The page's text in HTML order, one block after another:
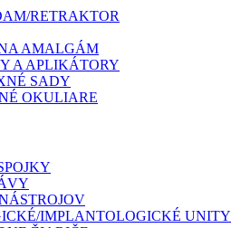
RETRAKTOR
AMALGÁM
A APLIKÁTORY
SADY
OKULIARE
IMPLANTOLOGICKÉ UNITY